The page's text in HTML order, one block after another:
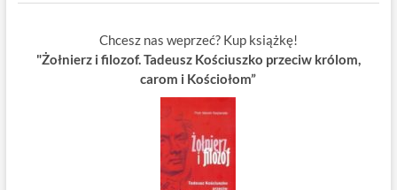
Chcesz nas weprzeć? Kup książkę!
"Żołnierz i filozof. Tadeusz Kościuszko przeciw królom,
carom i Kościołom”